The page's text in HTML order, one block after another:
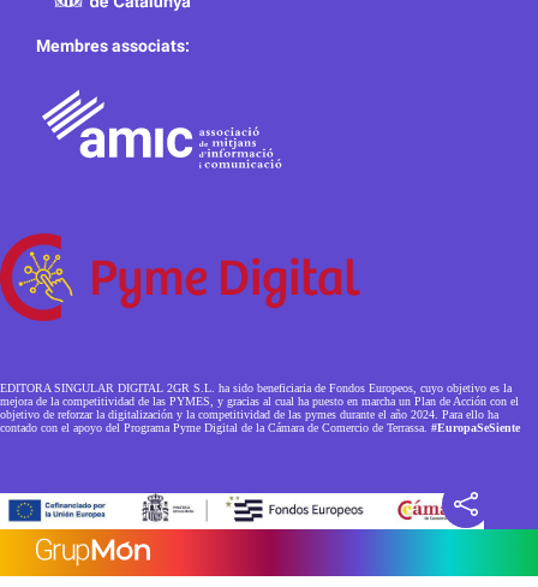
Membres associats:
EDITORA SINGULAR DIGITAL 2GR S.L. ha sido beneficiaria de Fondos Europeos, cuyo objetivo es la
mejora de la competitividad de las PYMES, y gracias al cual ha puesto en marcha un Plan de Acción con el
objetivo de reforzar la digitalización y la competitividad de las pymes durante el año 2024. Para ello ha
contado con el apoyo del Programa Pyme Digital de la Cámara de Comercio de Terrassa. #EuropaSeSiente